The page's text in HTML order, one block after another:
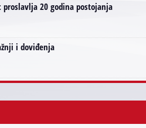
20 godina postojanja
i doviđenja